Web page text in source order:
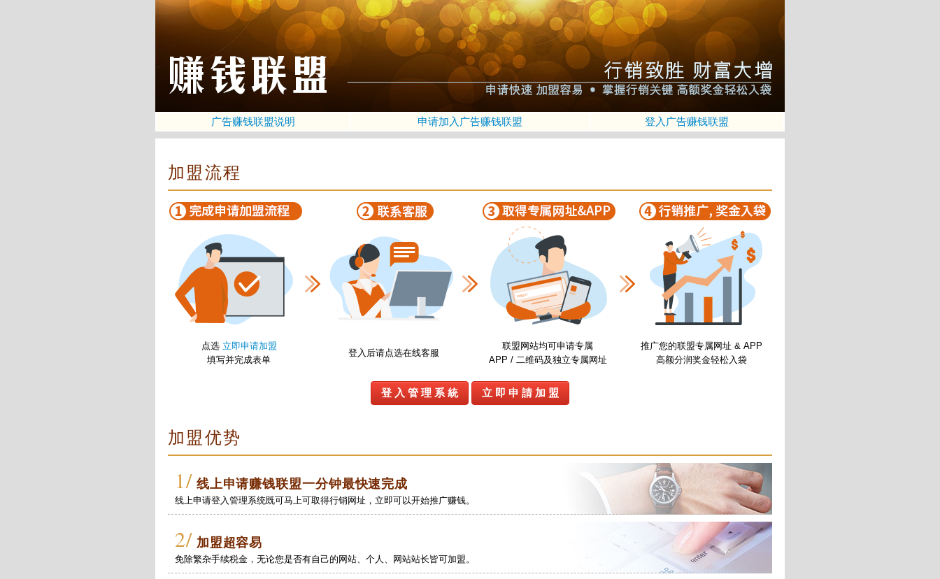
广告赚钱联盟说明 申请加入广告赚钱联盟 登入广告赚钱联盟
加盟流程
点选 立即申请加盟
填写并完成表单
登入后请点选在线客服
联盟网站均可申请专属
APP / 二维码及独立专属网址
推广您的联盟专属网址 & APP
高额分润奖金轻松入袋
登 入 管 理 系 統 立 即 申 請 加 盟
加盟优势
1/ 线上申请赚钱联盟一分钟最快速完成
线上申请登入管理系统既可马上可取得行销网址，立即可以开始推广赚钱。
2/ 加盟超容易
免除繁杂手续税金，无论您是否有自己的网站、个人、网站站长皆可加盟。